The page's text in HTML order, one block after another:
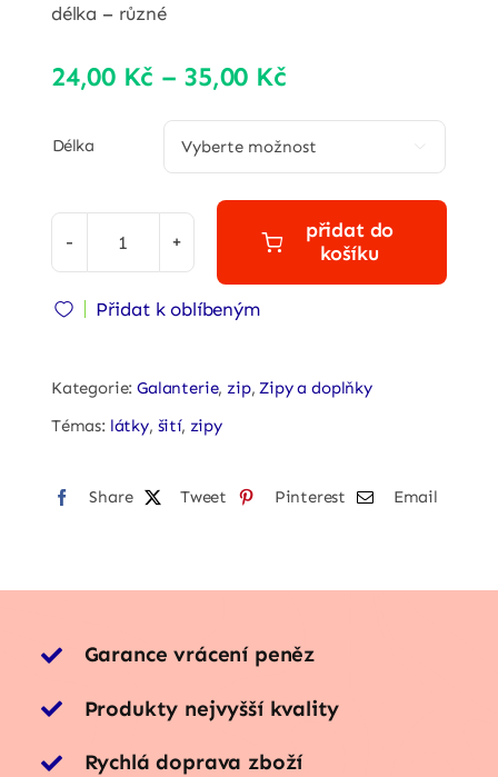
délka – různé
24,00 Kč – 35,00 KčRozpětí
24,00 Kč
až
35,00 Kč
Délka
Kostěný
-
-
tmavě
přidat do
košíku
Přidat k oblíbeným
Kategorie:Galanterie,zip,Zipy a doplňky
Témas: látky, šití, zipy
Share Tweet Pinterest Email
Garance vrácení peněz
Produkty nejvyšší kvality
Rychlá doprava zboží